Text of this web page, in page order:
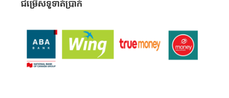
ជម្រើសទូទាត់ប្រាក់